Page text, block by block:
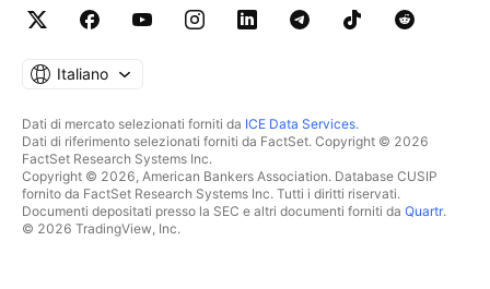
Italiano
Dati di mercato selezionati forniti da ICE Data Services.
Dati di riferimento selezionati forniti da FactSet. Copyright © 2026
FactSet Research Systems Inc.
Copyright © 2026, American Bankers Association. Database CUSIP
fornito da FactSet Research Systems Inc. Tutti i diritti riservati.
Documenti depositati presso la SEC e altri documenti forniti da Quartr.
© 2026 TradingView, Inc.